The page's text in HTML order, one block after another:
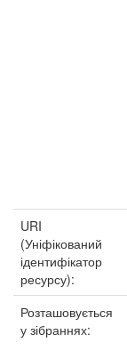
URI
(Уніфікований
ідентифікатор
ресурсу):
Розташовується
у зібраннях: